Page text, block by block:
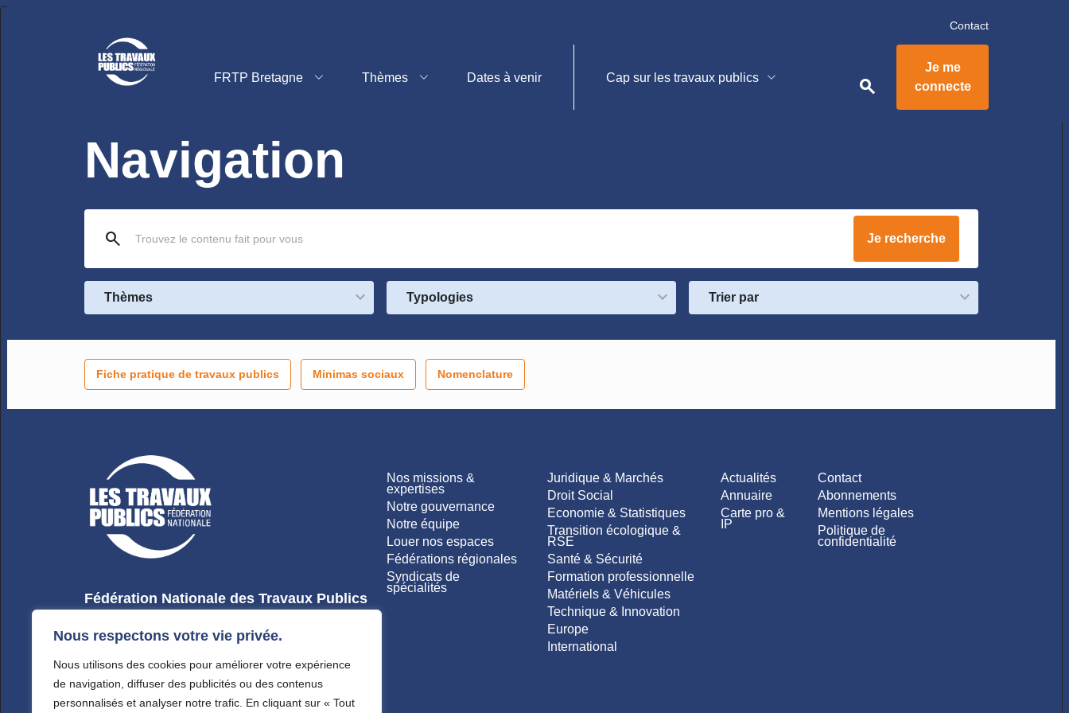
Nous respectons votre vie privée.
Nous utilisons des cookies pour améliorer votre expérience
de navigation, diffuser des publicités ou des contenus
personnalisés et analyser notre trafic. En cliquant sur « Tout
Contact
FRTP Bretagne Thèmes Dates à venir Cap sur les travaux publics search
Je me
connecte
Navigation
search Je recherche
Thèmes Typologies Trier par
Fiche pratique de travaux publics Minimas sociaux Nomenclature
Fédération Nationale des Travaux Publics
Tél : 01 44 13 31 44
Nos missions &
expertises
Notre gouvernance
Notre équipe
Louer nos espaces
Fédérations régionales
Syndicats de
spécialités
Juridique & Marchés
Droit Social
Economie & Statistiques
Transition écologique &
RSE
Santé & Sécurité
Formation professionnelle
Matériels & Véhicules
Technique & Innovation
Europe
International
Actualités
Annuaire
Carte pro &
IP
Contact
Abonnements
Mentions légales
Politique de
confidentialité